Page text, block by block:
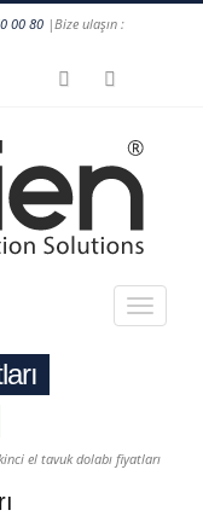
00 80 |Bize ulaşın :
el tavuk dolabı fiyatları